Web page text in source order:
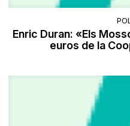
Enric Duran: «Els
euros de la